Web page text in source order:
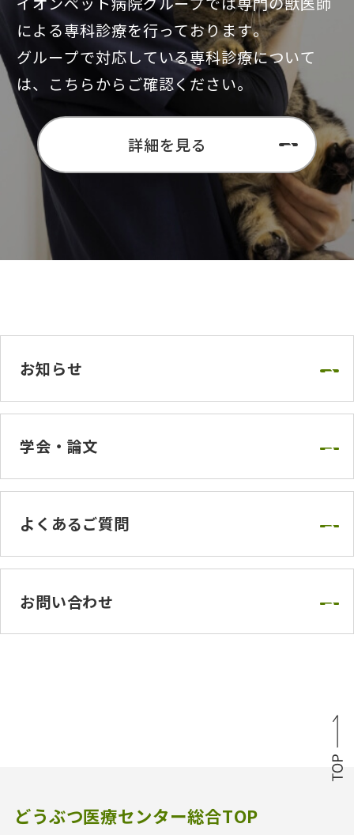
による専科診療を行っております。
グループで対応している専科診療について
は、こちらからご確認ください。
詳細を見る
お知らせ
学会・論文
よくあるご質問
お問い合わせ
どうぶつ医療センター総合TOP